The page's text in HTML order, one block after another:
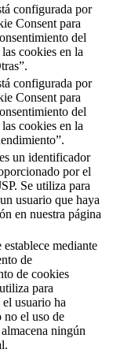
configurada por
Consent para
del
cookies en la
configurada por
Consent para
del
cookies en la
un identificador
por el
Se utiliza para
usuario que haya
en nuestra página
mediante
de
de cookies
para
usuario ha
no el uso de
ningún